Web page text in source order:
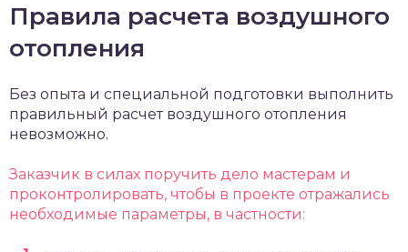
Правила расчета воздушного
отопления
Без опыта и специальной подготовки выполнить
правильный расчет воздушного отопления
невозможно.
Заказчик в силах поручить дело мастерам и
проконтролировать, чтобы в проекте отражались
необходимые параметры, в частности: